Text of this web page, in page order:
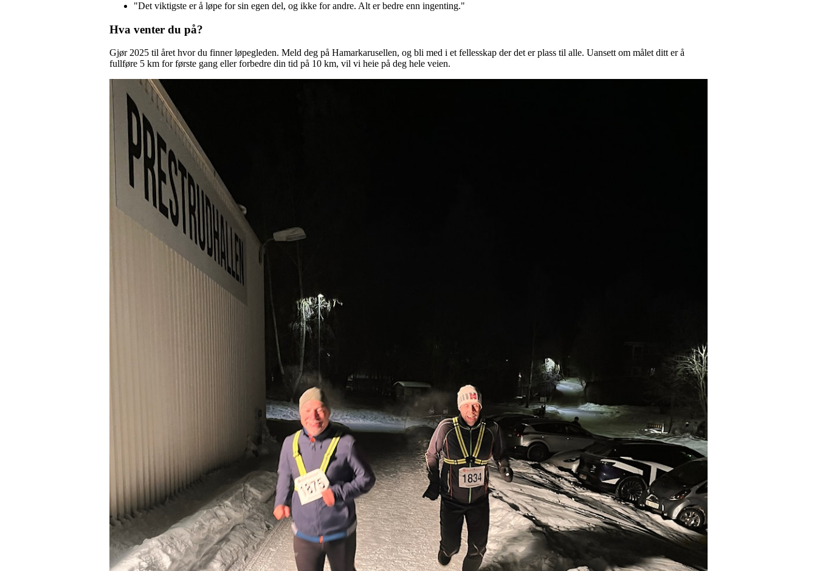
"Det viktigste er å løpe for sin egen del, og ikke for andre. Alt er bedre enn ingenting."
Hva venter du på?
Gjør 2025 til året hvor du finner løpegleden. Meld deg på Hamarkarusellen, og bli med i et fellesskap der det er plass til alle. Uansett om målet ditt er å
fullføre 5 km for første gang eller forbedre din tid på 10 km, vil vi heie på deg hele veien.